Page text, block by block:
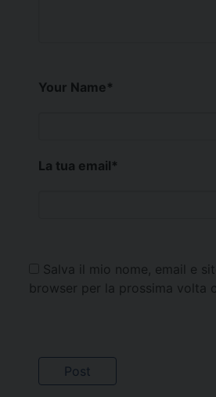
Your Name*
La tua email*
Salva il mio nome, email e
browser per la prossima volta